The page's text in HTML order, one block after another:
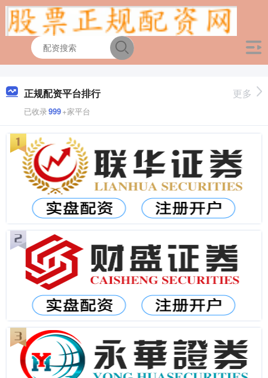
正规配资平台排行
已收录999+家平台
更多